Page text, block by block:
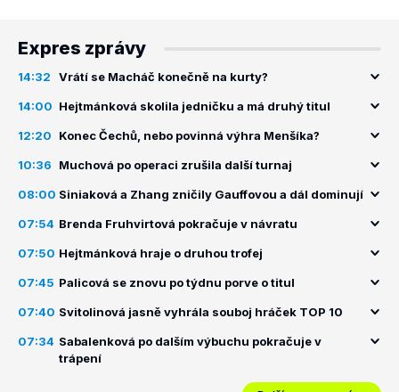
Expres zprávy
14:32 Vrátí se Macháč konečně na kurty?
14:00 Hejtmánková skolila jedničku a má druhý titul
12:20 Konec Čechů, nebo povinná výhra Menšíka?
10:36 Muchová po operaci zrušila další turnaj
08:00 Siniaková a Zhang zničily Gauffovou a dál dominují
07:54 Brenda Fruhvirtová pokračuje v návratu
07:50 Hejtmánková hraje o druhou trofej
07:45 Palicová se znovu po týdnu porve o titul
07:40 Svitolinová jasně vyhrála souboj hráček TOP 10
07:34 Sabalenková po dalším výbuchu pokračuje v
trápení